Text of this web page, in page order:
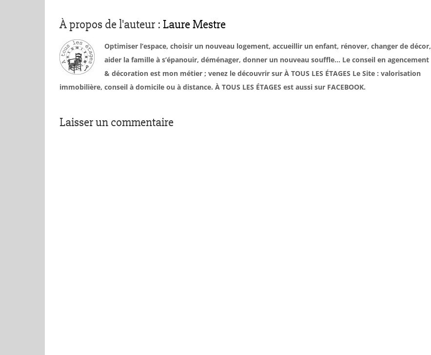
À propos de l'auteur : Laure Mestre
Optimiser l’espace, choisir un nouveau logement, accueillir un enfant, rénover, changer de décor,
aider la famille à s’épanouir, déménager, donner un nouveau souffle… Le conseil en agencement
& décoration est mon métier ; venez le découvrir sur À TOUS LES ÉTAGES Le Site : valorisation
immobilière, conseil à domicile ou à distance. À TOUS LES ÉTAGES est aussi sur FACEBOOK.
Laisser un commentaire